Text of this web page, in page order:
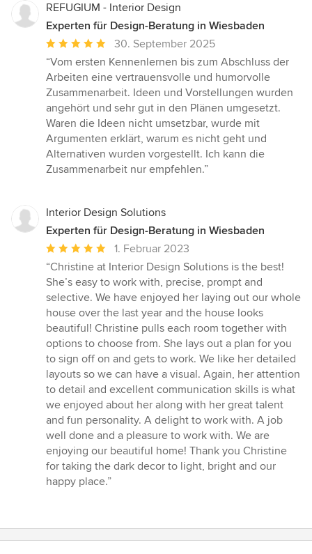
REFUGIUM - Interior Design
Experten für Design-Beratung in Wiesbaden
Durchschnittliche
Bewertung:
5
von
5
Sternen
30. September 2025
“Vom ersten Kennenlernen bis zum Abschluss der
Arbeiten eine vertrauensvolle und humorvolle
Zusammenarbeit. Ideen und Vorstellungen wurden
angehört und sehr gut in den Plänen umgesetzt.
Waren die Ideen nicht umsetzbar, wurde mit
Argumenten erklärt, warum es nicht geht und
Alternativen wurden vorgestellt. Ich kann die
Zusammenarbeit nur empfehlen.”
Interior Design Solutions
Experten für Design-Beratung in Wiesbaden
Durchschnittliche
Bewertung:
5
von
5
Sternen
1. Februar 2023
“Christine at Interior Design Solutions is the best!
She’s easy to work with, precise, prompt and
selective. We have enjoyed her laying out our whole
house over the last year and the house looks
beautiful! Christine pulls each room together with
options to choose from. She lays out a plan for you
to sign off on and gets to work. We like her detailed
layouts so we can have a visual. Again, her attention
to detail and excellent communication skills is what
we enjoyed about her along with her great talent
and fun personality. A delight to work with. A job
well done and a pleasure to work with. We are
enjoying our beautiful home! Thank you Christine
for taking the dark decor to light, bright and our
happy place.”